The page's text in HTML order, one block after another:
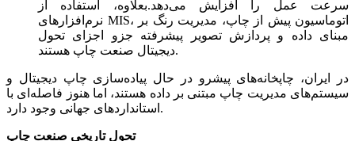
سرعت عمل را افزایش می‌دهد.بعلاوه، استفاده از
نرم‌افزارهای MIS، اتوماسیون پیش از ‌چاپ، مدیریت رنگ بر
مبنای داده و پردازش تصویر پیشرفته جزو اجزای تحول
دیجیتال صنعت چاپ هستند.
در ایران، چاپخانه‌های پیشرو در حال پیاده‌سازی چاپ دیجیتال و
سیستم‌های مدیریت چاپ مبتنی بر داده هستند، اما هنوز فاصله‌ای با
استانداردهای جهانی وجود دارد.
تحول تاریخی صنعت چاپ